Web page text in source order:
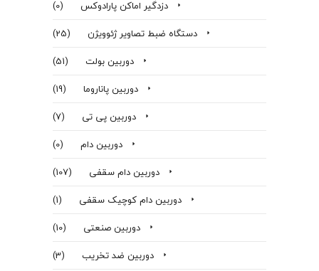
دزدگیر اماکن پارادوکس
(0)
دستگاه ضبط تصاویر ژئوویژن
(25)
دوربین بولت
(51)
دوربین پاناروما
(19)
دوربین پی تی
(7)
دوربین دام
(0)
دوربین دام سقفی
(107)
دوربین دام کوچیک سقفی
(1)
دوربین صنعتی
(10)
دوربین ضد تخریب
(3)